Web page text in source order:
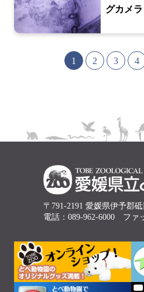
グカメラ
1 2 3 4
〒791-2191 愛媛県伊予郡
電話：089-962-6000 ファ